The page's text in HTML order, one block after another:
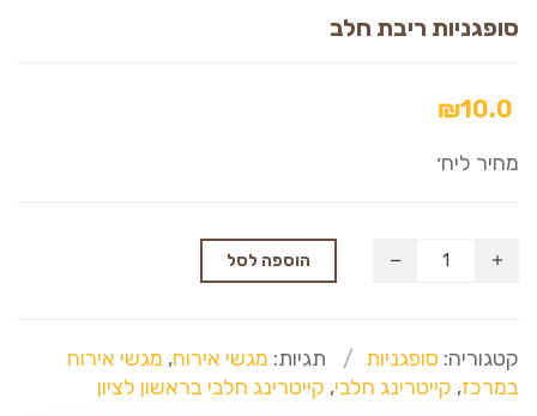
סופגניות ריבת חלב
₪10.0
מחיר ליח׳
הוספה לסל
קטגוריה: סופגניות תגיות: מגשי אירוח, מגשי אירוח
במרכז, קייטרינג חלבי, קייטרינג חלבי בראשון לציון